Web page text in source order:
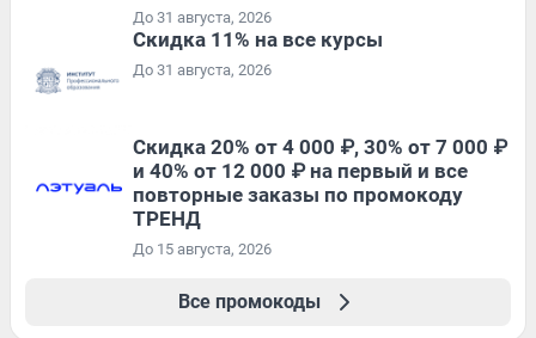
До 31 августа, 2026
Скидка 11% на все курсы
До 31 августа, 2026
Скидка 20% от 4 000 ₽, 30% от 7 000 ₽
и 40% от 12 000 ₽ на первый и все
повторные заказы по промокоду
ТРЕНД
До 15 августа, 2026
Все промокоды